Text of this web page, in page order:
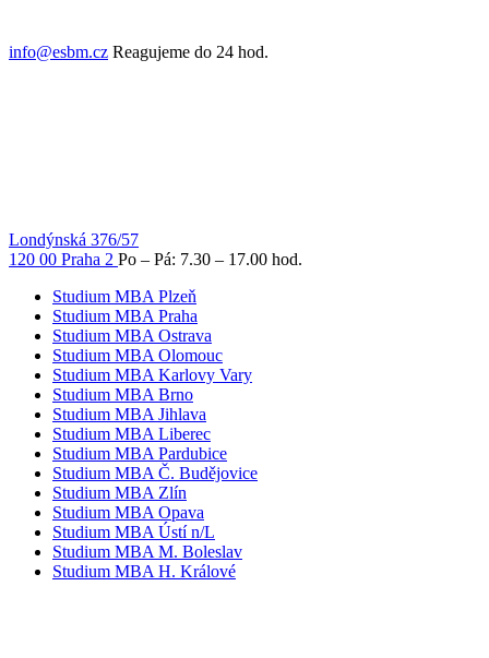
info@esbm.cz Reagujeme do 24 hod.
Londýnská 376/57
120 00 Praha 2 Po – Pá: 7.30 – 17.00 hod.
Studium MBA Plzeň
Studium MBA Praha
Studium MBA Ostrava
Studium MBA Olomouc
Studium MBA Karlovy Vary
Studium MBA Brno
Studium MBA Jihlava
Studium MBA Liberec
Studium MBA Pardubice
Studium MBA Č. Budějovice
Studium MBA Zlín
Studium MBA Opava
Studium MBA Ústí n/L
Studium MBA M. Boleslav
Studium MBA H. Králové